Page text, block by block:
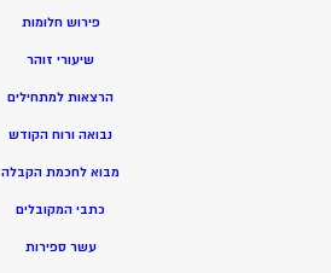
פירוש חלומות
שיעורי זוהר
הרצאות למתחילים
נבואה ורוח הקודש
מבוא לחכמת הקבלה
כתבי המקובלים
עשר ספירות